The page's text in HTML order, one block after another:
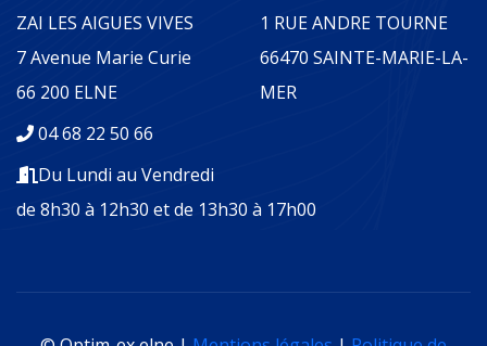
ZAI LES AIGUES VIVES
7 Avenue Marie Curie
66 200 ELNE
1 RUE ANDRE TOURNE
66470 SAINTE-MARIE-LA-
MER
04 68 22 50 66
Du Lundi au Vendredi
de 8h30 à 12h30 et de 13h30 à 17h00